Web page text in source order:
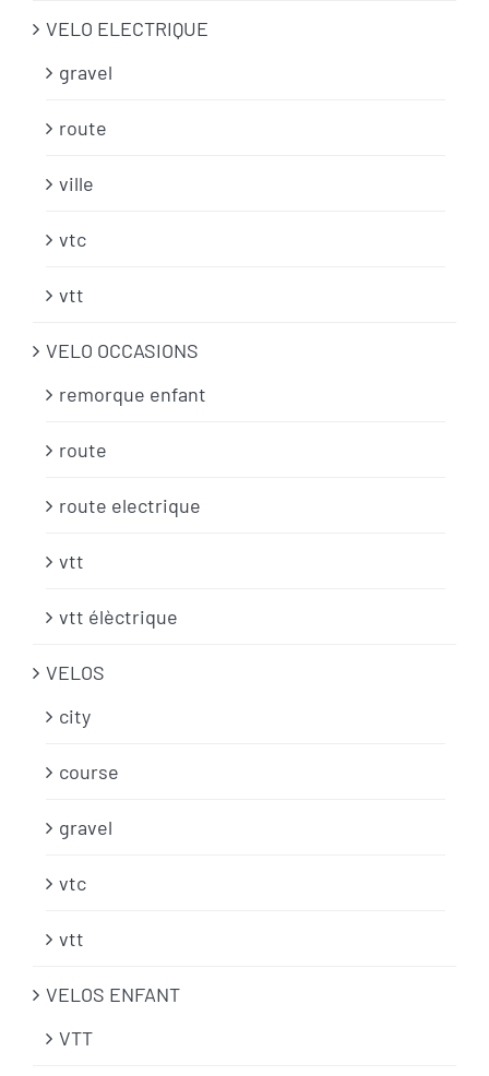
VELO ELECTRIQUE
gravel
route
ville
vtc
vtt
VELO OCCASIONS
remorque enfant
route
route electrique
vtt
vtt élèctrique
VELOS
city
course
gravel
vtc
vtt
VELOS ENFANT
VTT